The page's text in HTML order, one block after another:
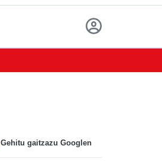
Gehitu gaitzazu Googlen